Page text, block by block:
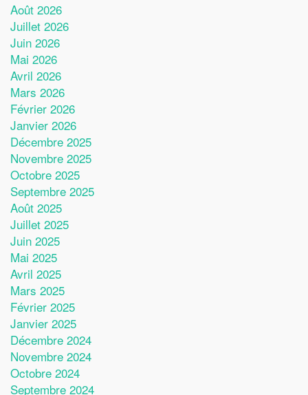
Août 2026
Juillet 2026
Juin 2026
Mai 2026
Avril 2026
Mars 2026
Février 2026
Janvier 2026
Décembre 2025
Novembre 2025
Octobre 2025
Septembre 2025
Août 2025
Juillet 2025
Juin 2025
Mai 2025
Avril 2025
Mars 2025
Février 2025
Janvier 2025
Décembre 2024
Novembre 2024
Octobre 2024
Septembre 2024